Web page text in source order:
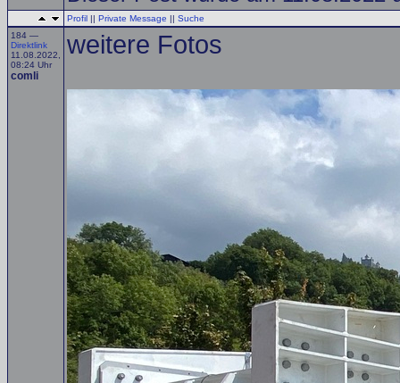
Profil || Private Message || Suche
184 —
Direktlink
11.08.2022,
08:24 Uhr
comli
weitere Fotos